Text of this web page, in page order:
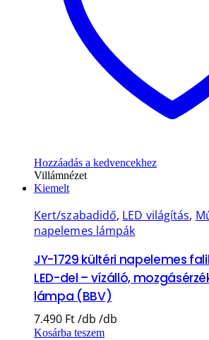
Hozzáadás a kedvencekhez
Villámnézet
Kiemelt
Kert/szabadidő, LED világítás,
napelemes lámpák
JY-1729 kültéri napelemes
LED-del – vízálló,
lámpa (BBV)
7.490 Ft
Kosárba teszem